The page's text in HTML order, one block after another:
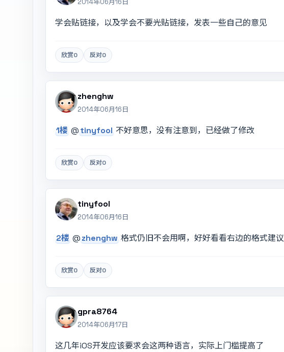
2014年06月16日
学会贴链接，以及学会不要光贴链接，发表一些自己的意见
欣赏0 反对0
zhenghw
2014年06月16日
1楼 @tinyfool 不好意思，没有注意到，已经做了修改
欣赏0 反对0
tinyfool
2014年06月16日
2楼 @zhenghw 格式仍旧不会用啊，好好看看右边的格式建议
欣赏0 反对0
gpra8764
2014年06月17日
这几年iOS开发应该要求会这两种语言，实际上门槛提高了